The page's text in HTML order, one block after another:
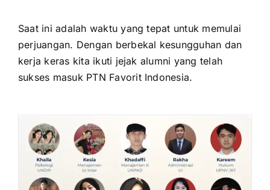
Saat ini adalah waktu yang tepat untuk memulai
perjuangan. Dengan berbekal kesungguhan dan
kerja keras kita ikuti jejak alumni yang telah
sukses masuk PTN Favorit Indonesia.